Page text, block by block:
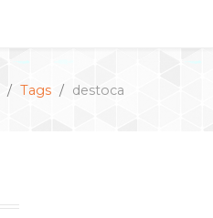
Tags destoca